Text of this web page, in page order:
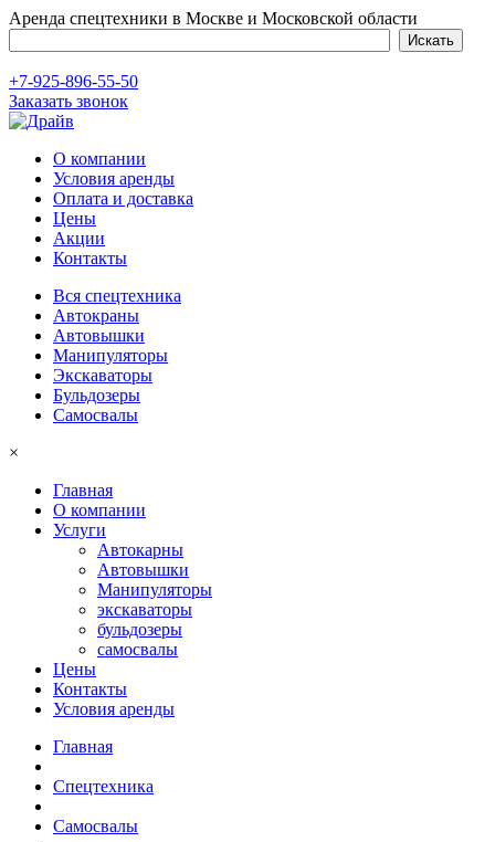
Аренда спецтехники в Москве и Московской области
+7-925-896-55-50
Заказать звонок
О компании
Условия аренды
Оплата и доставка
Цены
Акции
Контакты
Вся спецтехника
Автокраны
Автовышки
Манипуляторы
Экскаваторы
Бульдозеры
Самосвалы
×
Главная
О компании
Услуги
Автокарны
Автовышки
Манипуляторы
экскаваторы
бульдозеры
самосвалы
Цены
Контакты
Условия аренды
Главная
Спецтехника
Самосвалы